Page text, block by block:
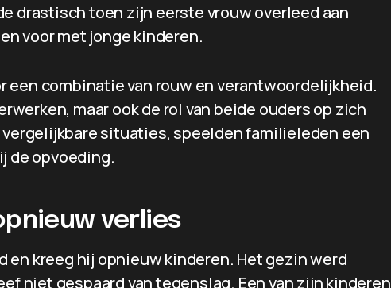
drastisch toen zijn eerste vrouw overleed aan
voor met jonge kinderen.
een combinatie van rouw en verantwoordelijkheid.
maar ook de rol van beide ouders op zich
situaties, speelden familieleden een
de opvoeding.
verlies
en kreeg hij opnieuw kinderen. Het gezin werd
niet gespaard van tegenslag. Een van zijn kinderen